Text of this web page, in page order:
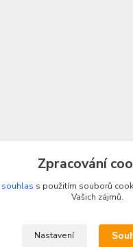
Zpracování
souhlas s použitím souborů
Vašich zájmů.
Nastavení